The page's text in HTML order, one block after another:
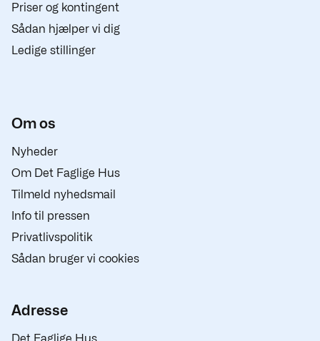
Priser og kontingent
Sådan hjælper vi dig
Ledige stillinger
Om os
Nyheder
Om Det Faglige Hus
Tilmeld nyhedsmail
Info til pressen
Privatlivspolitik
Sådan bruger vi cookies
Adresse